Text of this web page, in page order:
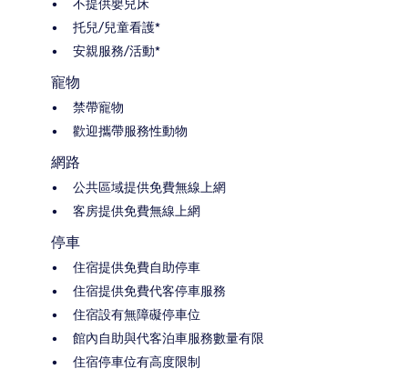
不提供嬰兒床
托兒/兒童看護*
安親服務/活動*
寵物
禁帶寵物
歡迎攜帶服務性動物
網路
公共區域提供免費無線上網
客房提供免費無線上網
停車
住宿提供免費自助停車
住宿提供免費代客停車服務
住宿設有無障礙停車位
館內自助與代客泊車服務數量有限
住宿停車位有高度限制